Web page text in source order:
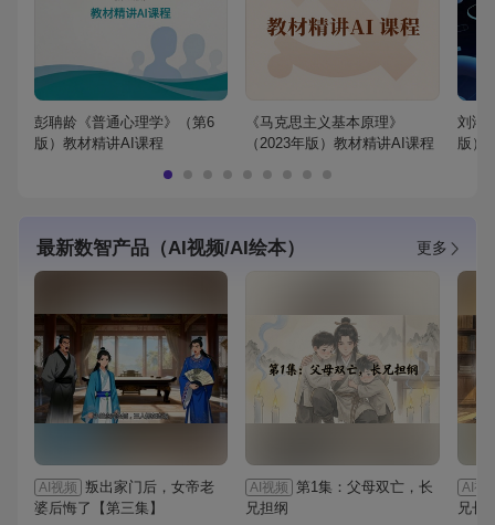
彭聃龄《普通心理学》（第6
版）教材精讲AI课程
《马克思主义基本原理》
（2023年版）教材精讲AI课程
刘鸿
版）
最新数智产品（AI视频/AI绘本） 更多
AI视频 叛出家门后，女帝老
婆后悔了【第三集】
AI视频
第1集：父母双亡，长
兄担纲
AI视
兄长